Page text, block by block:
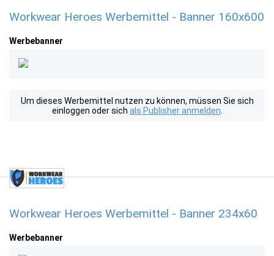
Workwear Heroes Werbemittel - Banner 160x600
Werbebanner
Um dieses Werbemittel nutzen zu können, müssen Sie sich
einloggen oder sich als Publisher anmelden
Workwear Heroes Werbemittel - Banner 234x60
Werbebanner